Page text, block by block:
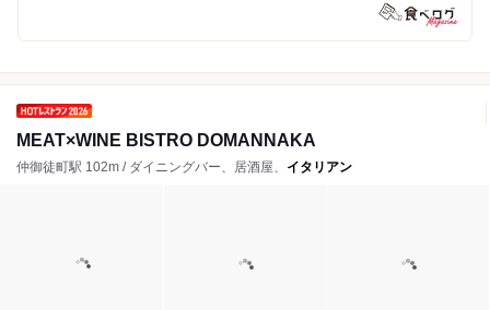
MEAT×WINE BISTRO DOMANNAKA
仲御徒町駅 102m / ダイニングバー、居酒屋、 イタリアン